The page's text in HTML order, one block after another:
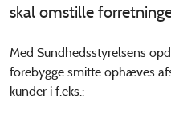
skal omstille
Med Sundhedsstyrelsens
forebygge smitte ophæves
kunder i f.eks.: